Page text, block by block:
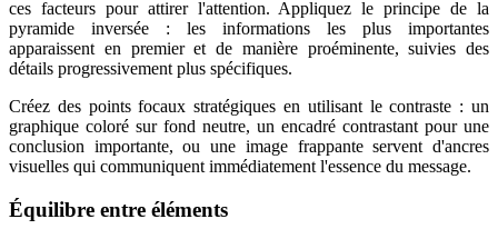
ces facteurs pour attirer l'attention. Appliquez le principe de la
pyramide inversée : les informations les plus importantes
apparaissent en premier et de manière proéminente, suivies des
détails progressivement plus spécifiques.
Créez des points focaux stratégiques en utilisant le contraste : un
graphique coloré sur fond neutre, un encadré contrastant pour une
conclusion importante, ou une image frappante servent d'ancres
visuelles qui communiquent immédiatement l'essence du message.
Équilibre entre éléments